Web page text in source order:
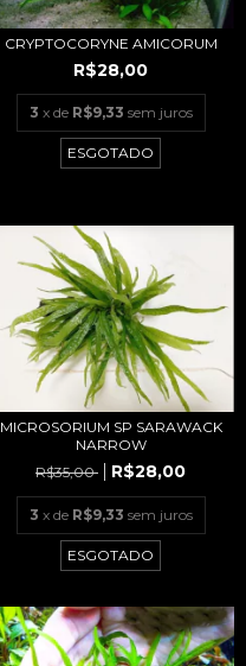
CRYPTOCORYNE AMICORUM
R$28,00
3 x de R$9,33 sem juros
ESGOTADO
MICROSORIUM SP SARAWACK
NARROW
R$35,00
R$28,00
3 x de R$9,33 sem juros
ESGOTADO